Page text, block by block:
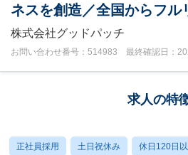
ネスを創造／全国からフル
株式会社グッドパッチ
お問い合わせ番号：514983 最終確認日：
求人の特
正社員採用 土日祝休み 休日120日